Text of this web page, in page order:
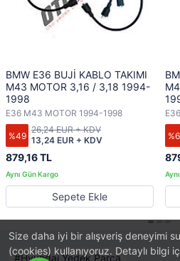
Size daha iyi bir alışveriş deneyimi
(cookies) kullanıyoruz. Detaylı bilgi
BMW E36 BUJİ KABLO TAKIMI
M43 MOTOR 3,16 / 3,18 1994-
1998
E36 M43 MOTOR 1994-1998
%49
879,16 TL
13,24 EUR + KDV
26,24 EUR + KDV
Sepete Ekle
Hyundai Yedek Parça